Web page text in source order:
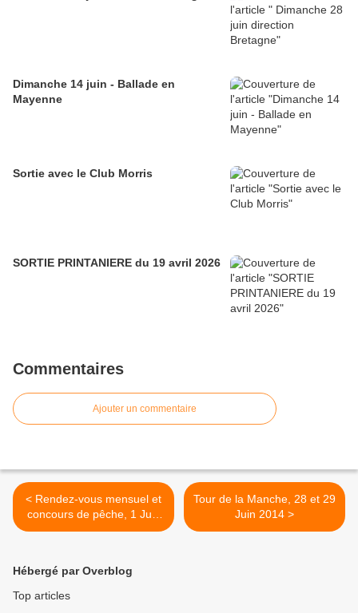
Dimanche 14 juin - Ballade en
Mayenne
Sortie avec le Club Morris
SORTIE PRINTANIERE du 19 avril 2026
Commentaires
Ajouter un commentaire
< Rendez-vous mensuel et
concours de pêche, 1 Juin
2014
Tour de la Manche, 28 et 29
Juin 2014 >
Hébergé par Overblog
Top articles